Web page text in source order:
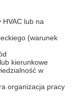
lub na
(warunek
kierunkowe
w
organizacja pracy